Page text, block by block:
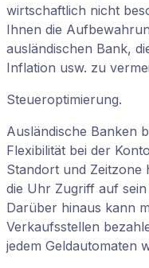
wirtschaftlich nicht
Ihnen die
ausländischen Bank,
Inflation usw. zu
Steueroptimierung.
Ausländische Banken
Flexibilität bei der
Standort und Zeitzone
die Uhr Zugriff auf
Darüber hinaus kann
Verkaufsstellen
jedem Geldautomaten